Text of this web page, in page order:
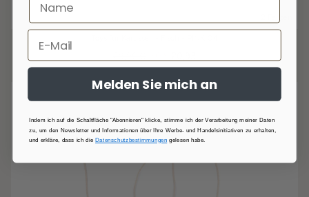
Melden Sie mich an
Indem ich auf die Schaltfläche "Abonnieren" klicke, stimme ich der Verarbeitung meiner Daten
zu, um den Newsletter und Informationen über Ihre Werbe- und Handelsinitiativen zu erhalten,
und erkläre, dass ich dieDatenschutzbestimmungen gelesen habe.